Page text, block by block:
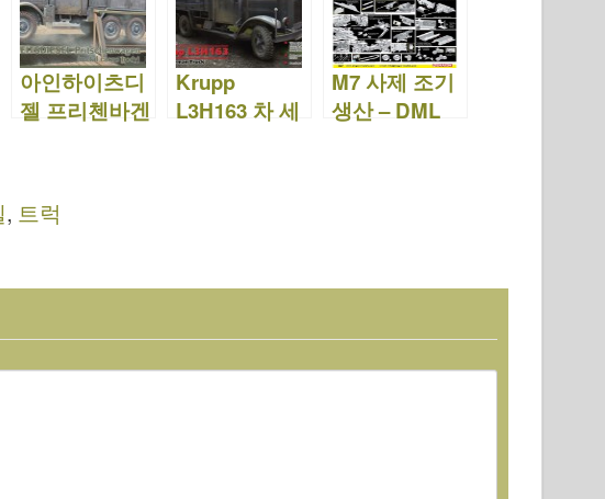
아인하이츠디
젤 프리첸바겐
Krupp
L3H163 차 세
M7 사제 조기
생산 – DML
, 트럭